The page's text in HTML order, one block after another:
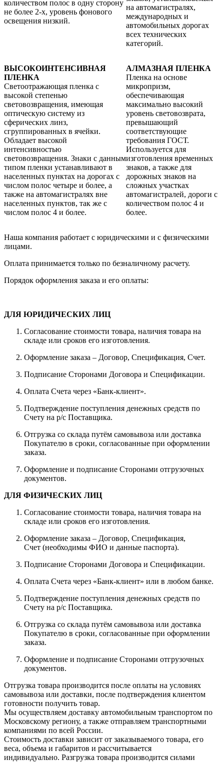
количеством полос в одну сторону
не более 2-х, уровень фонового
освещения низкий.
на автомагистралях,
международных и
автомобильных дорогах
всех технических
категорий.
ВЫСОКОИНТЕНСИВНАЯ
ПЛЕНКА
Светоотражающая пленка с
высокой степенью
световозвращения, имеющая
оптическую систему из
сферических линз,
сгруппированных в ячейки.
Обладает высокой
интенсивностью
световозвращения. Знаки с данным
типом пленки устанавливают в
населенных пунктах на дорогах с
числом полос четыре и более, а
также на автомагистралях вне
населенных пунктов, так же с
числом полос 4 и более.
АЛМАЗНАЯ ПЛЕНКА
Пленка на основе
микропризм,
обеспечивающая
максимально высокий
уровень световозврата,
превышающий
соответствующие
требования ГОСТ.
Используется для
изготовления временных
знаков, а также для
дорожных знаков на
сложных участках
автомагистралей, дороги с
количеством полос 4 и
более.
Наша компания работает с юридическими и с физическими
лицами.
Оплата принимается только по безналичному расчету.
Порядок оформления заказа и его оплаты:
ДЛЯ ЮРИДИЧЕСКИХ ЛИЦ
Согласование стоимости товара, наличия товара на
складе или сроков его изготовления.
Оформление заказа – Договор, Спецификация, Счет.
Подписание Сторонами Договора и Спецификации.
Оплата Счета через «Банк-клиент».
Подтверждение поступления денежных средств по
Счету на р/с Поставщика.
Отгрузка со склада путём самовывоза или доставка
Покупателю в сроки, согласованные при оформлении
заказа.
Оформление и подписание Сторонами отгрузочных
документов.
ДЛЯ ФИЗИЧЕСКИХ ЛИЦ
Согласование стоимости товара, наличия товара на
складе или сроков его изготовления.
Оформление заказа – Договор, Спецификация,
Счет (необходимы ФИО и данные паспорта).
Подписание Сторонами Договора и Спецификации.
Оплата Счета через «Банк-клиент» или в любом банке.
Подтверждение поступления денежных средств по
Счету на р/с Поставщика.
Отгрузка со склада путём самовывоза или доставка
Покупателю в сроки, согласованные при оформлении
заказа.
Оформление и подписание Сторонами отгрузочных
документов.
Отгрузка товара производится после оплаты на условиях
самовывоза или доставки, после подтверждения клиентом
готовности получить товар.
Мы осуществляем доставку автомобильным транспортом по
Московскому региону, а также отправляем транспортными
компаниями по всей России.
Стоимость доставки зависит от заказываемого товара, его
веса, объема и габаритов и рассчитывается
индивидуально. Разгрузка товара производится силами